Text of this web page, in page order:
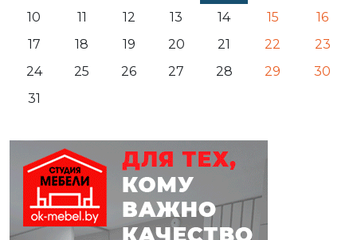
10
11 12 13 14 15
16
17
18 19 20 21 22
23
24
25 26 27 28 29
30
31